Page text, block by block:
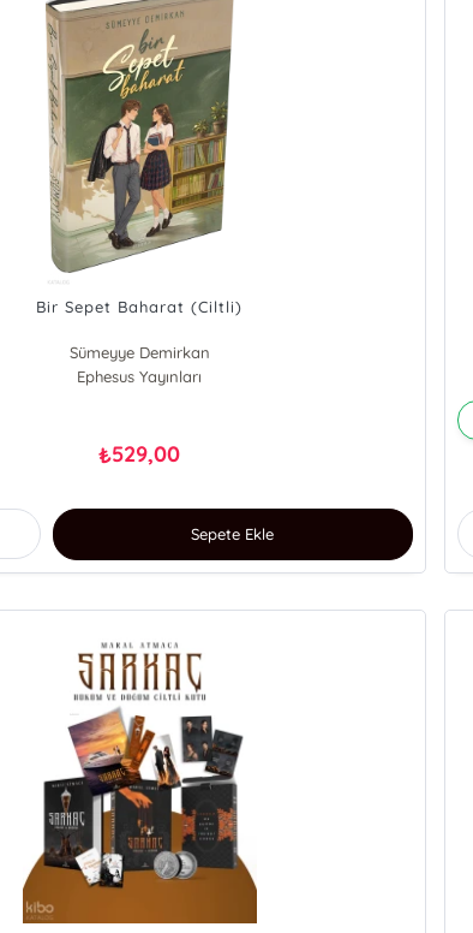
Bir Sepet Baharat (Ciltli)
Sümeyye Demirkan
Ephesus Yayınları
₺529,00
Sepete Ekle